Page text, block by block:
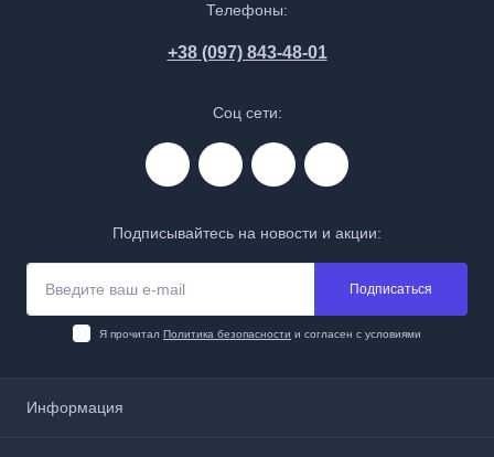
Телефоны:
+38 (097) 843-48-01
Соц сети:
Подписывайтесь на новости и акции:
Подписаться
Я прочитал Политика безопасности и согласен с условиями
Информация